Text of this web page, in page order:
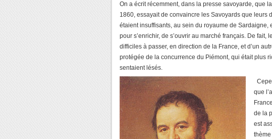
On a écrit récemment, dans la presse savoyarde, que
1860, essayait de convaincre les Savoyards que leurs
étaient insuffisants, au sein du royaume de Sardaigne,
pour s’enrichir, de s’ouvrir au marché français. De fait,
difficiles à passer, en direction de la France, et d’un
protégée de la concurrence du Piémont, qui était plus
sentaient lésés.
que
de la
est